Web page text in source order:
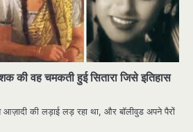
की वह चमकती हुई सितारा जिसे इतिहास
की लड़ाई लड़ रहा था, और बॉलीवुड अपने पैरों